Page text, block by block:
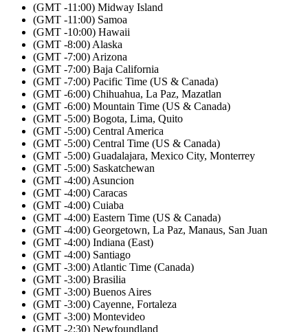
(GMT -11:00) Midway Island
(GMT -11:00) Samoa
(GMT -10:00) Hawaii
(GMT -8:00) Alaska
(GMT -7:00) Arizona
(GMT -7:00) Baja California
(GMT -7:00) Pacific Time (US & Canada)
(GMT -6:00) Chihuahua, La Paz, Mazatlan
(GMT -6:00) Mountain Time (US & Canada)
(GMT -5:00) Bogota, Lima, Quito
(GMT -5:00) Central America
(GMT -5:00) Central Time (US & Canada)
(GMT -5:00) Guadalajara, Mexico City, Monterrey
(GMT -5:00) Saskatchewan
(GMT -4:00) Asuncion
(GMT -4:00) Caracas
(GMT -4:00) Cuiaba
(GMT -4:00) Eastern Time (US & Canada)
(GMT -4:00) Georgetown, La Paz, Manaus, San Juan
(GMT -4:00) Indiana (East)
(GMT -4:00) Santiago
(GMT -3:00) Atlantic Time (Canada)
(GMT -3:00) Brasilia
(GMT -3:00) Buenos Aires
(GMT -3:00) Cayenne, Fortaleza
(GMT -3:00) Montevideo
(GMT -2:30) Newfoundland